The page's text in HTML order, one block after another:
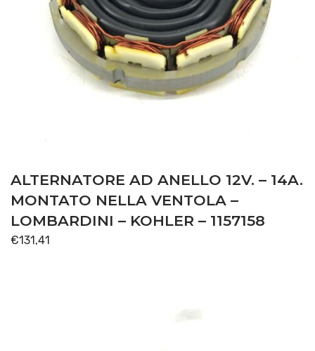
ALTERNATORE AD ANELLO 12V. – 14A.
MONTATO NELLA VENTOLA –
LOMBARDINI – KOHLER – 1157158
€131,41